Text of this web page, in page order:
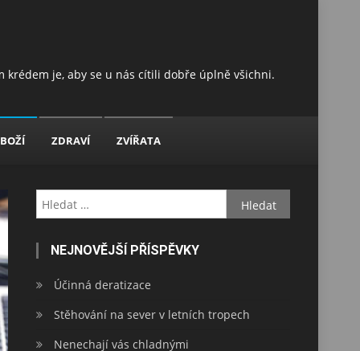
je, aby se u nás cítili dobře úplně všichni.
ZDRAVÍ ZVÍŘATA
Vyhledávání
NEJNOVĚJŠÍ PŘÍSPĚVKY
Účinná deratizace
Stěhování na sever v letních tropech
Nenechají vás chladnými